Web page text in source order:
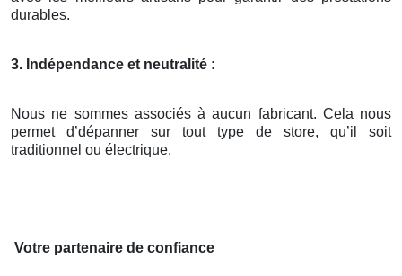
durables.
3. Indépendance et neutralité :
Nous ne sommes associés à aucun fabricant. Cela nous
permet d’dépanner sur tout type de store, qu’il soit
traditionnel ou électrique.
Votre partenaire de confiance